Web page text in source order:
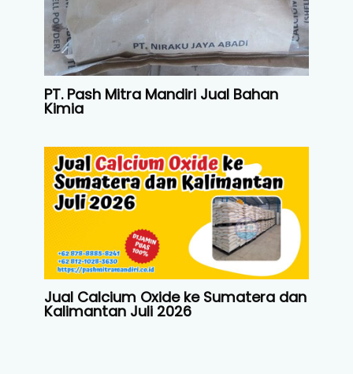
PT. Pash Mitra Mandiri Jual Bahan
Kimia
Jual Calcium Oxide ke Sumatera dan
Kalimantan Juli 2026